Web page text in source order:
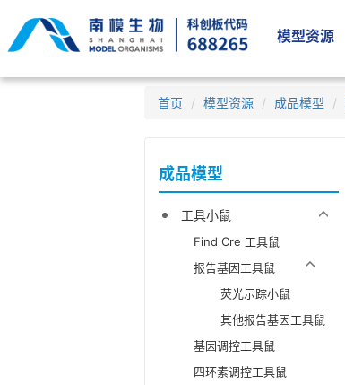
模型资源
首页 模型资源 成品模型
成品模型
工具小鼠
Find Cre 工具鼠
报告基因工具鼠
荧光示踪小鼠
其他报告基因工具鼠
基因调控工具鼠
四环素调控工具鼠